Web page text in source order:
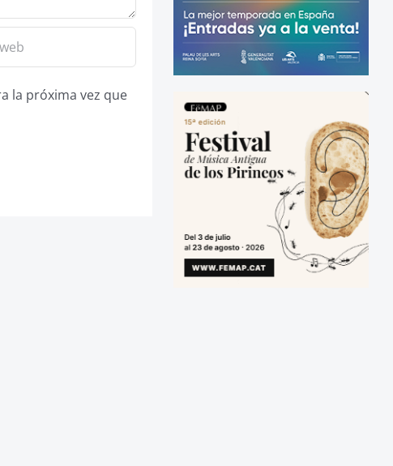
la próxima vez que